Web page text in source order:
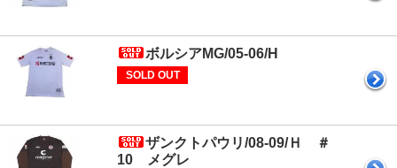
ボルシアMG/05-06/H
SOLD OUT
ザンクトパウリ/08-09/Ｈ ＃
10 メグレ